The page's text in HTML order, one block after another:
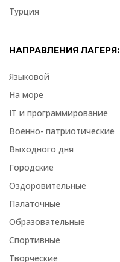
Турция
НАПРАВЛЕНИЯ ЛАГЕРЯ:
Языковой
На море
IT и программирование
Военно- патриотические
Выходного дня
Городские
Оздоровительные
Палаточные
Образовательные
Спортивные
Творческие